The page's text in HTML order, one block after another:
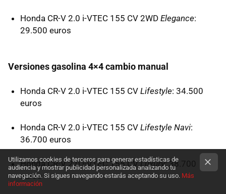
Honda CR-V 2.0 i-VTEC 155 CV 2WD Elegance:
29.500 euros
Versiones gasolina 4×4 cambio manual
Honda CR-V 2.0 i-VTEC 155 CV Lifestyle: 34.500
euros
Honda CR-V 2.0 i-VTEC 155 CV Lifestyle Navi:
36.700 euros
Honda CR-V 2.0 i-VTEC155 CVLuxury: 38.700
euros
Utilizamos cookies de terceros para generar estadísticas de
audiencia y mostrar publicidad personalizada analizando tu
navegación. Si sigues navegando estarás aceptando su uso. Más
información